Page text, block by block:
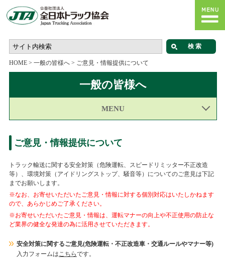
HOME> 一般の皆様へ> ご意見・情報提供について
一般の皆様へ
MENU
ご意見・情報提供について
トラック輸送に関する安全対策（危険運転、スピードリミッター不正改造
等）、環境対策（アイドリングストップ、騒音等）についてのご意見は下記
までお願いします。
※なお、お寄せいただいたご意見・情報に対する個別対応はいたしかねます
ので、あらかじめご了承ください。
※お寄せいただいたご意見・情報は、運転マナーの向上や不正使用の防止な
ど業界の健全な発達の為に活用させていただきます。
安全対策に関するご意見(危険運転・不正改造車・交通ルールやマナー等)
入力フォームはこちらです。